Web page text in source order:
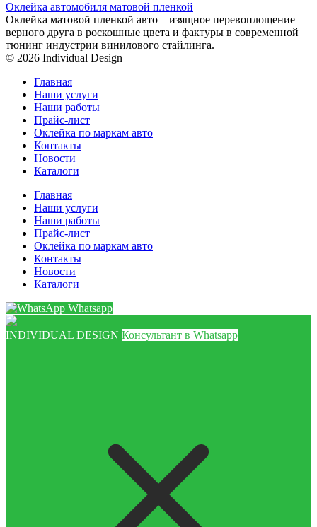
Оклейка автомобиля матовой пленкой
Оклейка матовой пленкой авто – изящное перевоплощение
верного друга в роскошные цвета и фактуры в современной
тюнинг индустрии винилового стайлинга.
© 2026 Individual Design
Главная
Наши услуги
Наши работы
Прайс-лист
Оклейка по маркам авто
Контакты
Новости
Каталоги
Главная
Наши услуги
Наши работы
Прайс-лист
Оклейка по маркам авто
Контакты
Новости
Каталоги
Whatsapp
INDIVIDUAL DESIGN Консультант в Whatsapp